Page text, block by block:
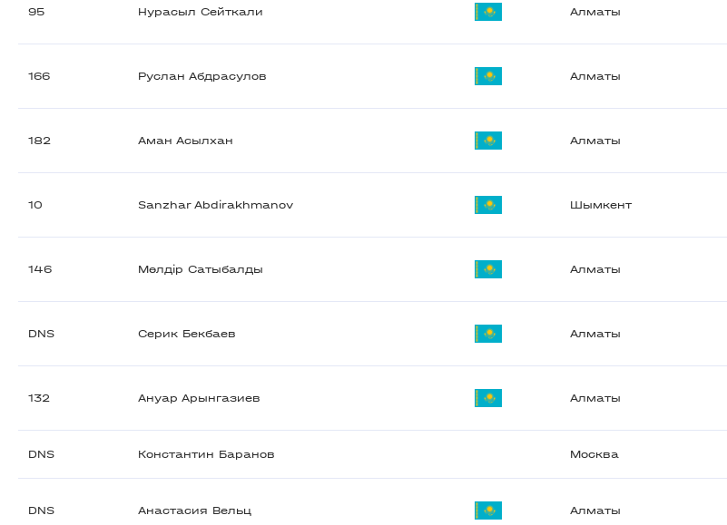
95 Нурасыл Сейткали Алматы
166 Руслан Абдрасулов Алматы
182 Аман Асылхан Алматы
10 Sanzhar Abdirakhmanov Шымкент
146 Мөлдір Сатыбалды Алматы
DNS Серик Бекбаев Алматы
132 Ануар Арынгазиев Алматы
DNS Константин Баранов Москва
DNS Анастасия Вельц Алматы